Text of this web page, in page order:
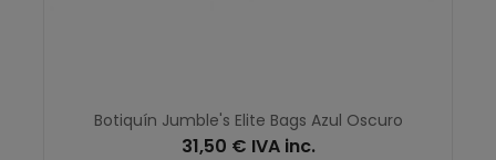
Botiquín Jumble's Elite Bags Azul Oscuro
31,50 € IVA inc.